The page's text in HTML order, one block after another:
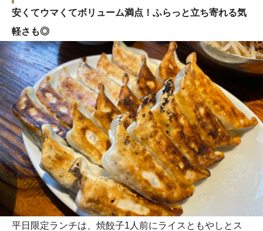
安くてウマくてボリューム満点！ふらっと立ち寄れる気
軽さも◎
平日限定ランチは、焼餃子1人前にライスともやしとス